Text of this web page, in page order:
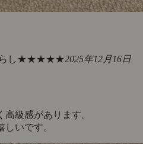
し★★★★★2025年12月16日
級感があります。
いです。